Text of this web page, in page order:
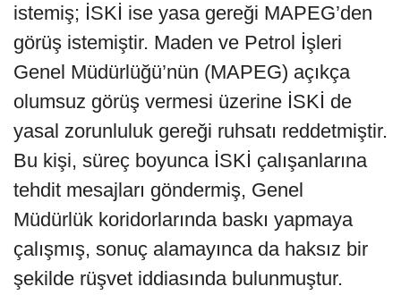
istemiş; İSKİ ise yasa gereği MAPEG’den
görüş istemiştir. Maden ve Petrol İşleri
Genel Müdürlüğü’nün (MAPEG) açıkça
olumsuz görüş vermesi üzerine İSKİ de
yasal zorunluluk gereği ruhsatı reddetmiştir.
Bu kişi, süreç boyunca İSKİ çalışanlarına
tehdit mesajları göndermiş, Genel
Müdürlük koridorlarında baskı yapmaya
çalışmış, sonuç alamayınca da haksız bir
şekilde rüşvet iddiasında bulunmuştur.